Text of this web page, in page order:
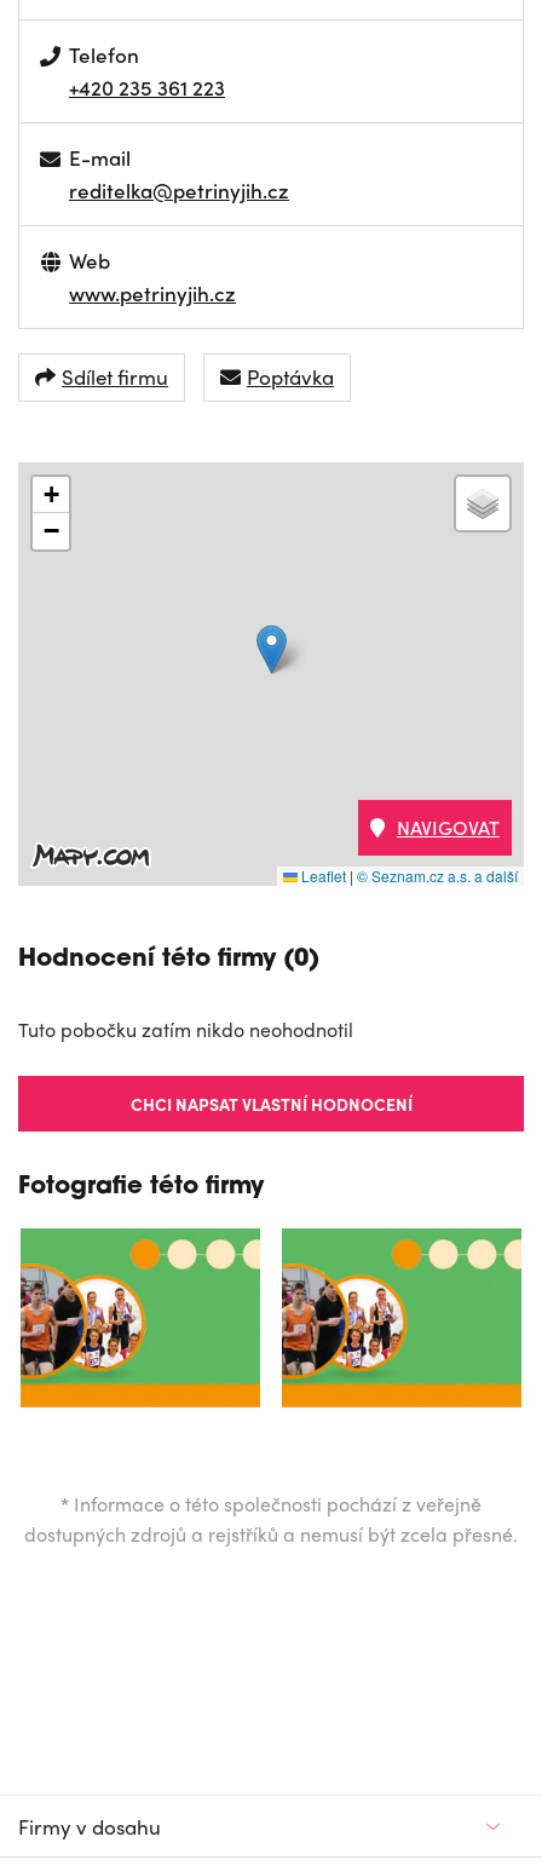
Telefon
+420 235 361 223
E-mail
reditelka@petrinyjih.cz
Web
www.petrinyjih.cz
Sdílet firmu Poptávka
+
−
Leaflet | © Seznam.cz a.s. a další
NAVIGOVAT
Hodnocení této firmy (0)
Tuto pobočku zatím nikdo neohodnotil
CHCI NAPSAT VLASTNÍ HODNOCENÍ
Fotografie této firmy
* Informace o této společnosti pochází z veřejně
dostupných zdrojů a rejstříků a nemusí být zcela přesné.
Firmy v dosahu